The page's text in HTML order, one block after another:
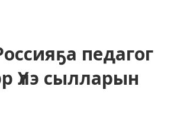
педагог
Үлэ сылларын